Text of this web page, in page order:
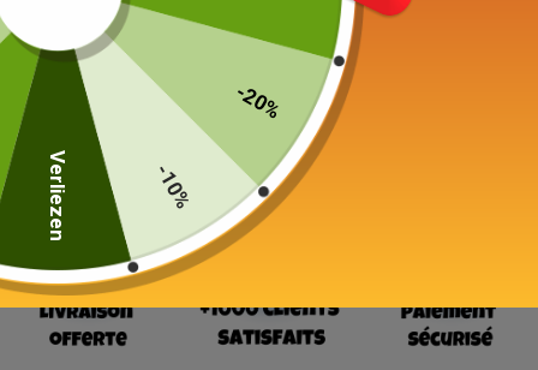
19 in voorraad
In winkelwagen
-20%
-10%
Verliezen